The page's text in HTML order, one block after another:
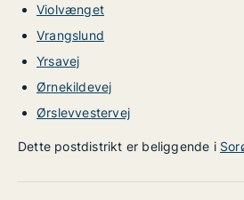
Violvænget
Vrangslund
Yrsavej
Ørnekildevej
Ørslevvestervej
Dette postdistrikt er beliggende i